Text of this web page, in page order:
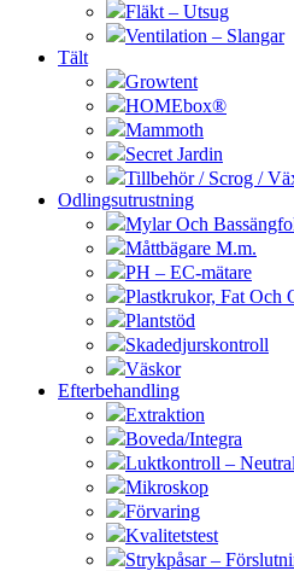
Fläkt – Utsug
Ventilation – Slangar
Tält
Growtent
HOMEbox®
Mammoth
Secret Jardin
Tillbehör / Scrog /
Odlingsutrustning
Mylar Och
Måttbägare M.m.
PH – EC-mätare
Plastkrukor, Fat Och
Plantstöd
Skadedjurskontroll
Väskor
Efterbehandling
Extraktion
Boveda/Integra
Luktkontroll –
Mikroskop
Förvaring
Kvalitetstest
Strykpåsar –